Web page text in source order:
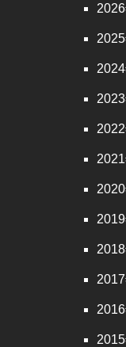
2026
2025
2024
2023
2022
2021
2020
2019
2018
2017
2016
2015